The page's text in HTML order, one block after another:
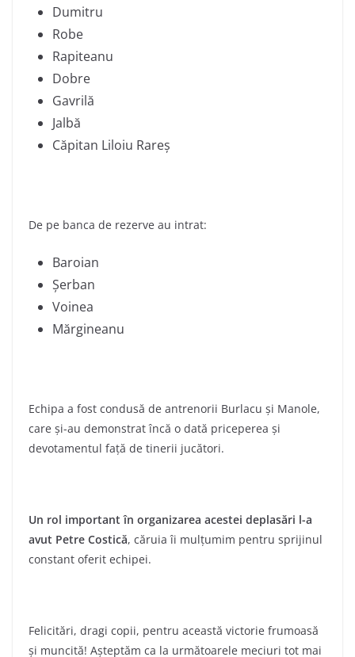
Dumitru
Robe
Rapiteanu
Dobre
Gavrilă
Jalbă
Căpitan Liloiu Rareș
De pe banca de rezerve au intrat:
Baroian
Șerban
Voinea
Mărgineanu
Echipa a fost condusă de antrenorii Burlacu și Manole,
care și-au demonstrat încă o dată priceperea și
devotamentul față de tinerii jucători.
Un rol important în organizarea acestei deplasări l-a
avut Petre Costică, căruia îi mulțumim pentru sprijinul
constant oferit echipei.
Felicitări, dragi copii, pentru această victorie frumoasă
și muncită! Așteptăm ca la următoarele meciuri tot mai